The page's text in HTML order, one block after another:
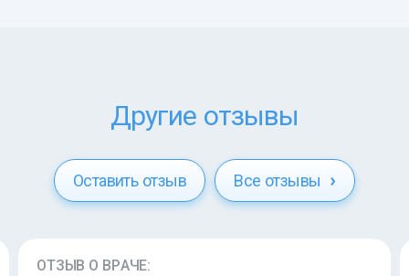
Другие отзывы
Оставить отзыв Все отзывы
ОТЗЫВ О ВРАЧЕ: